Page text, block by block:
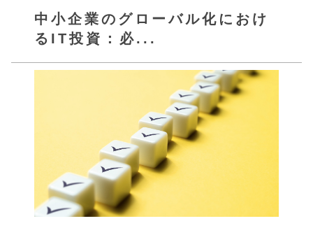
中小企業のグローバル化におけ
るIT投資：必...